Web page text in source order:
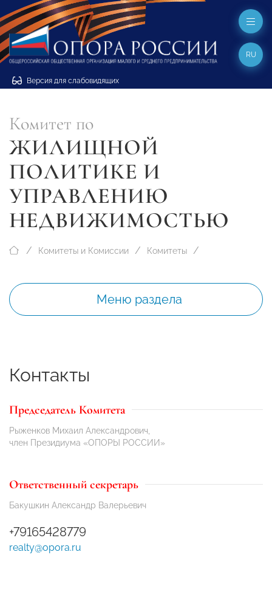
Версия для слабовидящих
RU
Комитет по
ЖИЛИЩНОЙ
ПОЛИТИКЕ И
УПРАВЛЕНИЮ
НЕДВИЖИМОСТЬЮ
Комитеты и Комиссии Комитеты
Меню раздела
Контакты
Председатель Комитета
Рыженков Михаил Александрович,
член Президиума «ОПОРЫ РОССИИ»
Ответственный секретарь
Бакушкин Александр Валерьевич
+79165428779
realty@opora.ru